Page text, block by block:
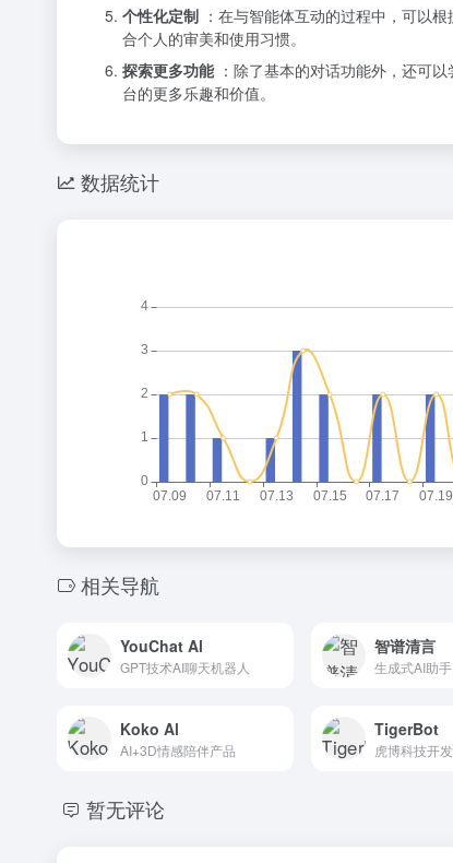
个性化定制 ：在与智能体互动的过程中，可以
合个人的审美和使用习惯。
探索更多功能：除了基本的对话功能外，还可
台的更多乐趣和价值。
数据统计
相关导航
YouChat Al
GPT技术AI聊天机器人
智谱清言
生成式AI助手
Koko Al
AI+3D情感陪伴产品
TigerBot
暂无评论